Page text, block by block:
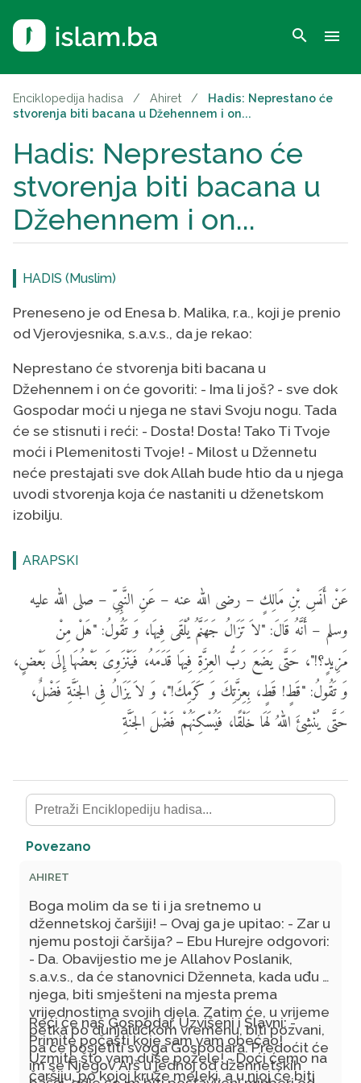
search menu
Enciklopedija hadisa / Ahiret /
Hadis: Neprestano će
stvorenja biti bacana u Džehennem i on...
Hadis: Neprestano će
stvorenja biti bacana u
Džehennem i on...
HADIS (Muslim)
Preneseno je od Enesa b. Malika, r.a., koji je prenio
od Vjerovjesnika, s.a.v.s., da je rekao:
Neprestano će stvorenja biti bacana u
Džehennem i on će govoriti: - Ima li još? - sve dok
Gospodar moći u njega ne stavi Svoju nogu. Tada
će se stisnuti i reći: - Dosta! Dosta! Tako Ti Tvoje
moći i Plemenitosti Tvoje! - Milost u Džennetu
neće prestajati sve dok Allah bude htio da u njega
uvodi stvorenja koja će nastaniti u dženetskom
izobilju.
ARAPSKI
عَنْ أَنَسِ بْنِ مَالِكٍ – رضى الله عنه – عَنِ النَّبِىِّ – صلى الله عليه
وسلم – أَنَّهُ قَالَ: "لاَ تَزَالُ جَهَنَّمُ يُلْقَى فِيهَا، وَ تَقُولُ: "هَلْ مِنْ
مَزِيدٍ؟!"، حَتَّى يَضَعَ رَبُّ العِزَّةِ فِيهَا قَدَمَهُ، فَيَنْزَوِىَ بَعْضُهَا إِلَى بَعْضٍ،
وَ تَقُولُ: "قَطٍ! قَطٍ، بِعِزَّتِكَ وَ كَرَمِكَ!"، وَ لاَ يَزَالُ فِى الجَنَّةِ فَضْلٌ،
حَتَّى يُنْشِئَ اللهُ لَهَا خَلْقًا، فَيُسْكِنَهُمْ فَضْلَ الجَنَّةِ
Povezano
AHIRET
Boga molim da se ti i ja sretnemo u
džennetskoj čaršiji! – Ovaj ga je upitao: - Zar u
njemu postoji čaršija? – Ebu Hurejre odgovori:
- Da. Obavijestio me je Allahov Poslanik,
s.a.v.s., da će stanovnici Dženneta, kada uđu u
njega, biti smješteni na mjesta prema
vrijednostima svojih djela. Zatim će, u vrijeme
petka po dunjalučkom vremenu, biti pozvani,
pa će posjetiti svoga Gospodara. Predoćit će
im se Njegov Arš u jednoj od džennetskih
Reći će naš Gospodar, Uzvišeni i Slavni: -
Primite počasti koje sam vam obećao!
Uzmite što vam duše požele! - Doći ćemo na
čaršiju, po kojoj kruže meleki, a u njoj će biti